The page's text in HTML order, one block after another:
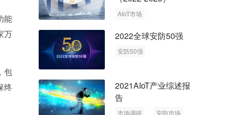
能
万
包
终
AIoT市场
2022全球安防50强
安防50强
2021AIoT产业综述报
告
市场调研
安防市场